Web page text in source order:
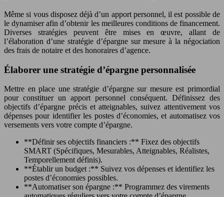
Même si vous disposez déjà d’un apport personnel, il est possible de
le dynamiser afin d’obtenir les meilleures conditions de financement.
Diverses stratégies peuvent être mises en œuvre, allant de
l’élaboration d’une stratégie d’épargne sur mesure à la négociation
des frais de notaire et des honoraires d’agence.
Élaborer une stratégie d’épargne personnalisée
Mettre en place une stratégie d’épargne sur mesure est primordial
pour constituer un apport personnel conséquent. Définissez des
objectifs d’épargne précis et atteignables, suivez attentivement vos
dépenses pour identifier les postes d’économies, et automatisez vos
versements vers votre compte d’épargne.
**Définir ses objectifs financiers :** Fixez des objectifs
SMART (Spécifiques, Mesurables, Atteignables, Réalistes,
Temporellement définis).
**Établir un budget :** Suivez vos dépenses et identifiez les
postes d’économies possibles.
**Automatiser son épargne :** Programmez des virements